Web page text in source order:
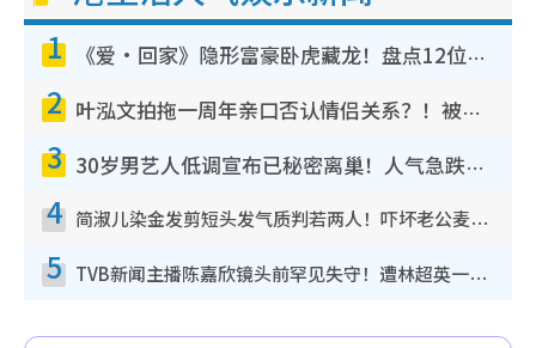
1 《爱·回家》隐形富豪卧虎藏龙！盘点12位财气逼人的有钱艺人：这位美女3亿身家不愁做
2 叶泓文拍拖一周年亲口否认情侣关系？！被质疑感情造假竟称GM“普通同事”
3 30岁男艺人低调宣布已秘密离巢！人气急跌变失踪人口：“这几年过得并不容易”
4 简淑儿染金发剪短头发气质判若两人！吓坏老公麦大力都认不出：“你做什么？”
5 TVB新闻主播陈嘉欣镜头前罕见失守！遭林超英一句话突袭吓坏当场大笑